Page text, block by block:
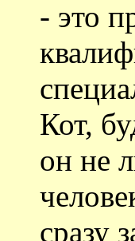
- это
Кот,
он не
сразу